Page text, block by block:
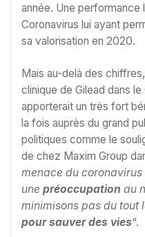
année. Une performance
Coronavirus lui ayant
sa valorisation en 2020.
Mais au-delà des
clinique de Gilead dans
apporterait un très fort
la fois auprès du grand
politiques comme le
de chez Maxim Group
menace du coronavirus
une préoccupation au
minimisons pas du tout
pour sauver des vies“.